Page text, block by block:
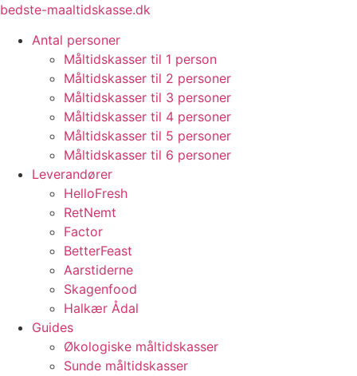
Videre
indhold
bedste-maaltidskasse.dk
Antal personer
Måltidskasser til 1 person
Måltidskasser til 2 personer
Måltidskasser til 3 personer
Måltidskasser til 4 personer
Måltidskasser til 5 personer
Måltidskasser til 6 personer
Leverandører
HelloFresh
RetNemt
Factor
BetterFeast
Aarstiderne
Skagenfood
Halkær Ådal
Guides
Økologiske måltidskasser
Sunde måltidskasser